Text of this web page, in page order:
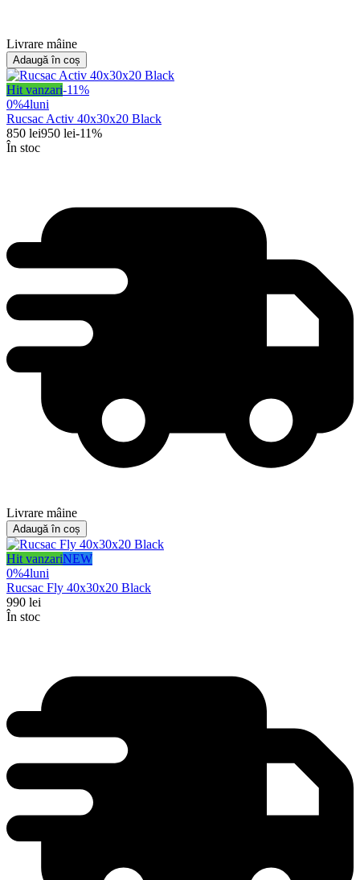
Livrare mâine
Adaugă în coș
Hit vanzari-11%
0%4luni
Rucsac Activ 40x30x20 Black
850 lei950 lei-11%
În stoc
Livrare mâine
Adaugă în coș
Hit vanzariNEW
0%4luni
Rucsac Fly 40x30x20 Black
990 lei
În stoc